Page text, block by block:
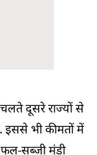
चलतेदूसरे राज्यों से
इससे भी कीमतों में
सब्जी मंडी